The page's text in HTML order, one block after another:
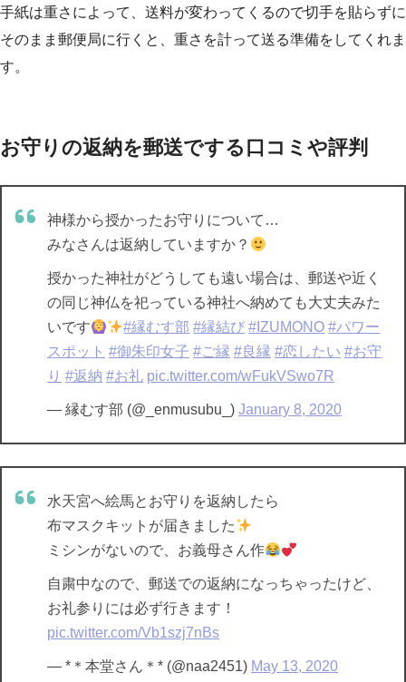
手紙は重さによって、 送料が変わってくるので切手を貼らずに
そのまま郵便局に行く と、重さを計って送る準備をしてくれま
す。
お守りの返納を郵送でする口コミや評判
神様から授かったお守りについて…
みなさんは返納していますか？
授かった神社がどうしても遠い場合は、郵送や近く
の同じ神仏を祀っている神社へ納めても大丈夫みた
いです
#縁むす部 #縁結び #IZUMONO #パワー
スポット #御朱印女子 #ご縁 #良縁 #恋したい #お守
り #返納 #お礼 pic.twitter.com/wFukVSwo7R
— 縁むす部 (@_enmusubu_) January 8, 2020
水天宮へ絵馬とお守りを返納したら
布マスクキットが届きました
ミシンがないので、お義母さん作
自粛中なので、郵送での返納になっちゃったけど、
お礼参りには必ず行きます！
pic.twitter.com/Vb1szj7nBs
— *＊本堂さん＊* (@naa2451) May 13, 2020